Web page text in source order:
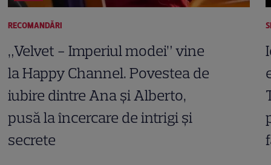
RECOMANDĂRI
„Velvet - Imperiul modei” vine
la Happy Channel. Povestea de
iubire dintre Ana și Alberto,
pusă la încercare de intrigi și
secrete